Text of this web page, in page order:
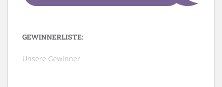
GEWINNERLISTE:
Unsere Gewinner